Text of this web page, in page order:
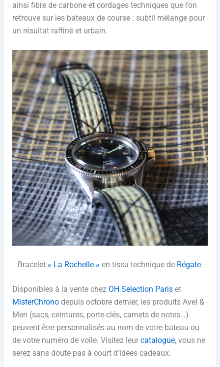
ainsi fibre de carbone et cordages techniques que l’on
retrouve sur les bateaux de course : subtil mélange pour
un résultat raffiné et urbain.
Bracelet « La Rochelle » en tissu technique de Régate.
Disponibles à la vente chez OH Selection Pariset
MisterChronodepuis octobre dernier, les produits Avel &
Men (sacs, ceintures, porte-clés, carnets de notes…)
peuvent être personnalisés au nom de votre bateau ou
de votre numéro de voile. Visitez leur catalogue, vous ne
serez sans doute pas à court d’idées cadeaux.